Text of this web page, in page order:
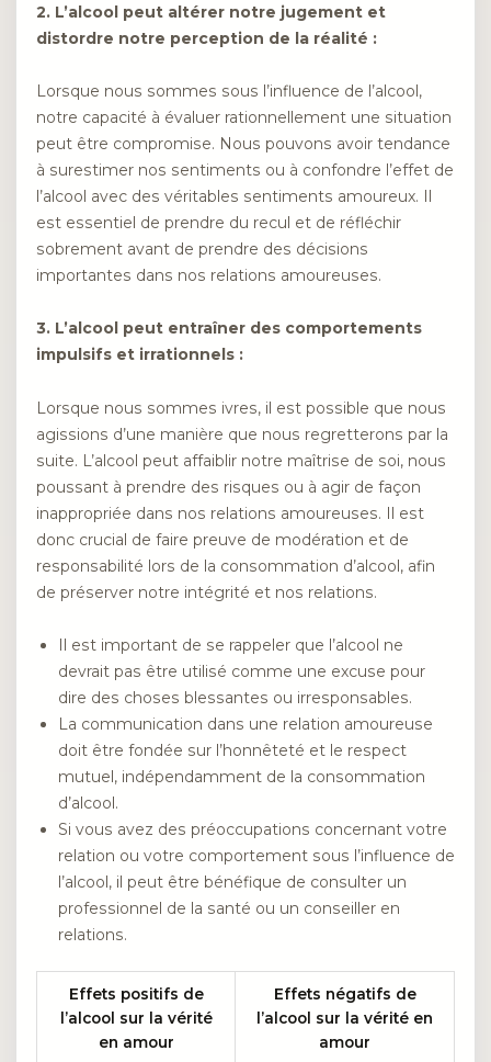
2. L’alcool peut altérer notre jugement et
distordre notre perception de la réalité :
Lorsque nous sommes sous l’influence de l’alcool,
notre capacité à évaluer rationnellement une situation
peut être compromise. Nous pouvons avoir tendance
à surestimer nos sentiments ou à confondre l’effet de
l’alcool avec des véritables sentiments amoureux. Il
est essentiel de prendre du recul et de réfléchir
sobrement avant de prendre des décisions
importantes dans nos relations amoureuses.
3. L’alcool peut entraîner des comportements
impulsifs et irrationnels :
Lorsque nous sommes ivres, il est possible que nous
agissions d’une manière que nous regretterons par la
suite. L’alcool peut affaiblir notre maîtrise de soi, nous
poussant à prendre des risques ou à agir de façon
inappropriée dans nos relations amoureuses. Il est
donc crucial de faire preuve de modération et de
responsabilité lors de la consommation d’alcool, afin
de préserver notre intégrité et nos relations.
Il est important de se rappeler que l’alcool ne
devrait pas être utilisé comme une excuse pour
dire des choses blessantes ou irresponsables.
La communication dans une relation amoureuse
doit être fondée sur l’honnêteté et le respect
mutuel, indépendamment de la consommation
d’alcool.
Si vous avez des préoccupations concernant votre
relation ou votre comportement sous l’influence de
l’alcool, il peut être bénéfique de consulter un
professionnel de la santé ou un conseiller en
relations.
Effets positifs de
l’alcool sur la vérité
en amour
Effets négatifs de
l’alcool sur la vérité en
amour